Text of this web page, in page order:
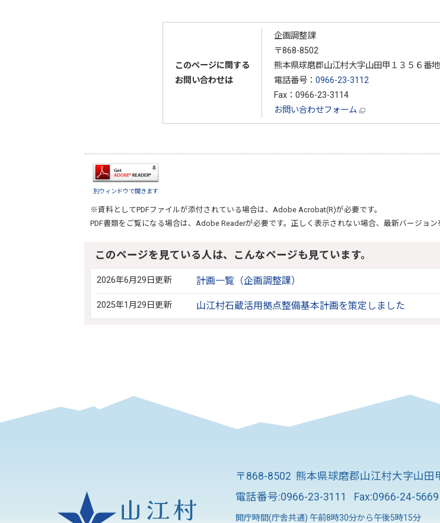
このページに関する
お問い合わせは
企画調整課
〒868-8502
熊本県球磨郡山江村大字山田甲１３５６番
電話番号： 0966-23-3112
Fax：0966-23-3114
お問い合わせフォーム
別ウィンドウで開きます
※資料としてPDFファイルが添付されている場合は、 Adobe Acrobat(R)が必要です。
PDF書類をご覧になる場合は、 Adobe Readerが必要です。正しく表示されない場合、最新バージョン
このページを見ている人は、こんなページも見ています。
2026年6月29日更新 計画一覧（企画調整課）
2025年1月29日更新 山江村石蔵活用拠点整備基本計画を策定しました
〒868-8502 熊本県球磨郡山江村大字山田
電話番号:0966-23-3111 Fax:0966-24-5669
開庁時間(庁舎共通) 午前8時30分から午後5時15分